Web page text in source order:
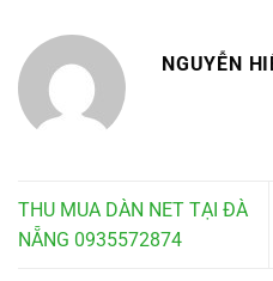
NGUYỄN
THU MUA DÀN NET TẠI ĐÀ
NẴNG 0935572874